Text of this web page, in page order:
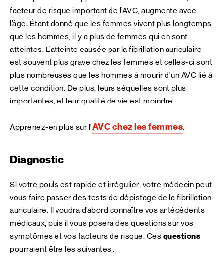
facteur de risque important de l’AVC, augmente avec
l’âge. Étant donné que les femmes vivent plus longtemps
que les hommes, il y a plus de femmes qui en sont
atteintes. L’atteinte causée par la fibrillation auriculaire
est souvent plus grave chez les femmes et celles-ci sont
plus nombreuses que les hommes à mourir d’un AVC lié à
cette condition. De plus, leurs séquelles sont plus
importantes, et leur qualité de vie est moindre.
Apprenez-en plus sur l’AVC chez les femmes.
Diagnostic
Si votre pouls est rapide et irrégulier, votre médecin peut
vous faire passer des tests de dépistage de la fibrillation
auriculaire. Il voudra d’abord connaître vos antécédents
médicaux, puis il vous posera des questions sur vos
symptômes et vos facteurs de risque. Ces questions
pourraient être les suivantes :